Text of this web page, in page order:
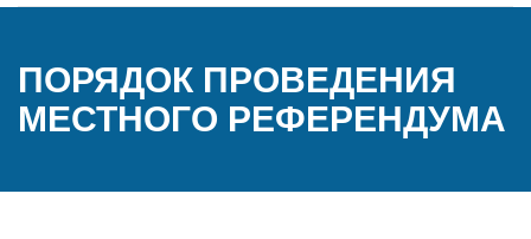
ПОРЯДОК ПРОВЕДЕНИЯ
МЕСТНОГО РЕФЕРЕНДУМА